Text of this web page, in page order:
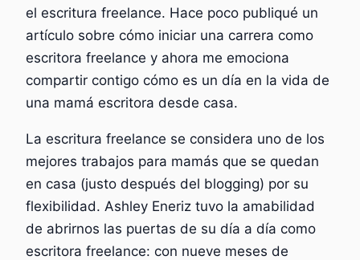
el escritura freelance. Hace poco publiqué un
artículo sobre cómo iniciar una carrera como
escritora freelance y ahora me emociona
compartir contigo cómo es un día en la vida de
una mamá escritora desde casa.
La escritura freelance se considera uno de los
mejores trabajos para mamás que se quedan
en casa (justo después del blogging) por su
flexibilidad. Ashley Eneriz tuvo la amabilidad
de abrirnos las puertas de su día a día como
escritora freelance: con nueve meses de